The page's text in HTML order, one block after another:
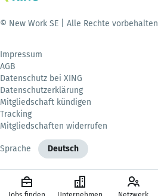
© New Work SE | Alle Rechte vorbehalten
Impressum
AGB
Datenschutz bei XING
Datenschutzerklärung
Mitgliedschaft kündigen
Tracking
Mitgliedschaften widerrufen
Sprache Deutsch